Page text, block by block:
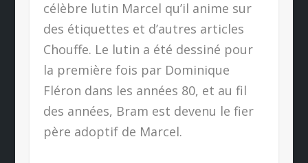
célèbre lutin Marcel qu’il anime sur
des étiquettes et d’autres articles
Chouffe. Le lutin a été dessiné pour
la première fois par Dominique
Fléron dans les années 80, et au fil
des années, Bram est devenu le fier
père adoptif de Marcel.